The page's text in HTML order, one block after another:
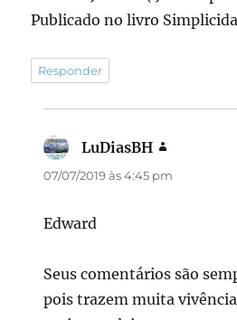
Publicado no livro
Responder
LuDiasBH
07/07/2019 às 4:45 pm
Edward
Seus comentários são
pois trazem muita vivência